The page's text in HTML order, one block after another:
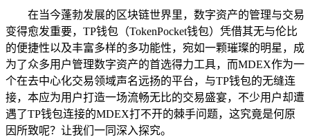
在当今蓬勃发展的区块链世界里，数字资产的管理与交易
变得愈发重要，TP钱包（TokenPocket钱包）凭借其无与伦比
的便捷性以及丰富多样的多功能性，宛如一颗璀璨的明星，成
为了众多用户管理数字资产的首选得力工具，而MDEX作为一
个在去中心化交易领域声名远扬的平台，与TP钱包的无缝连
接，本应为用户打造一场流畅无比的交易盛宴，不少用户却遭
遇了TP钱包连接的MDEX打不开的棘手问题，这究竟是何原
因所致呢？让我们一同深入探究。